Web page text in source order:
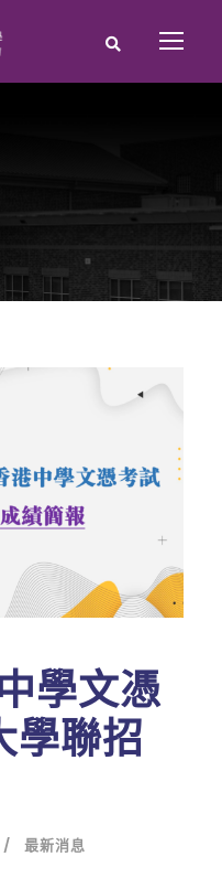
學文憑
學聯招
最新消息